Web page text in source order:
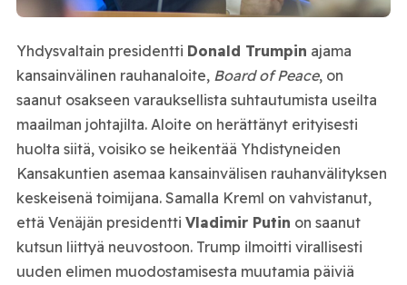
Yhdysvaltain presidentti Donald Trumpin ajama
kansainvälinen rauhanaloite, Board of Peace, on
saanut osakseen varauksellista suhtautumista useilta
maailman johtajilta. Aloite on herättänyt erityisesti
huolta siitä, voisiko se heikentää Yhdistyneiden
Kansakuntien asemaa kansainvälisen rauhanvälityksen
keskeisenä toimijana. Samalla Kreml on vahvistanut,
että Venäjän presidentti Vladimir Putin on saanut
kutsun liittyä neuvostoon. Trump ilmoitti virallisesti
uuden elimen muodostamisesta muutamia päiviä